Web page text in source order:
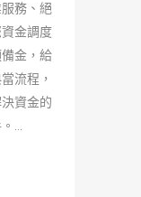
務、絕
金調度
金，給
流程，
資金的
...